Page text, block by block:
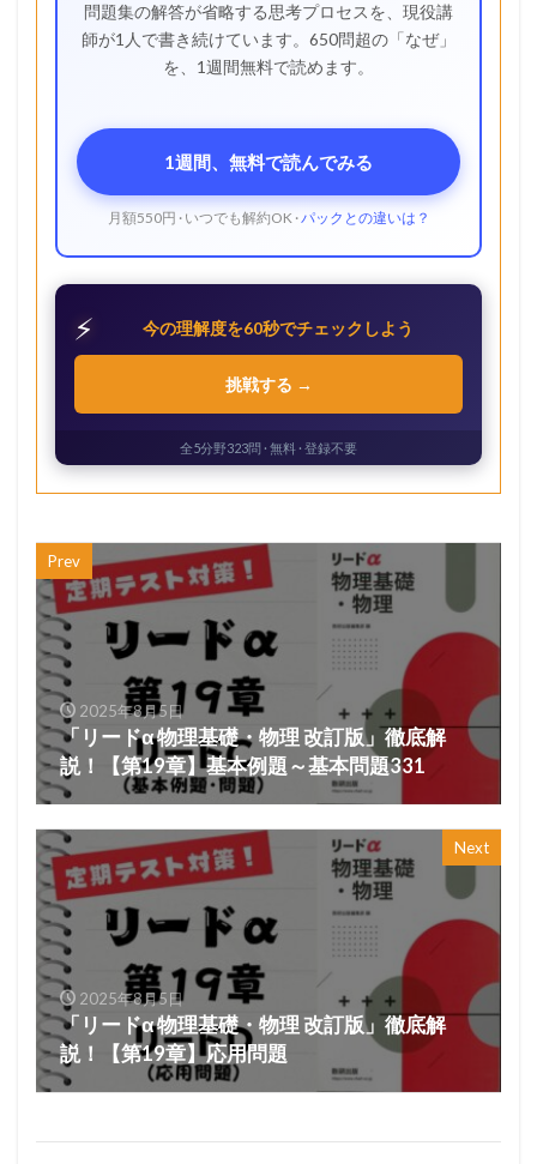
問題集の解答が省略する思考プロセスを、現役講
師が1人で書き続けています。650問超の「なぜ」
を、1週間無料で読めます。
1週間、無料で読んでみる
月額550円 · いつでも解約OK ·パックとの違いは？
⚡ 今の理解度を60秒でチェックしよう
挑戦する →
全5分野323問 · 無料 · 登録不要
Prev
2025年8月5日
「リードα 物理基礎・物理 改訂版」徹底解
説！【第19章】基本例題～基本問題331
Next
2025年8月5日
「リードα 物理基礎・物理 改訂版」徹底解
説！【第19章】応用問題